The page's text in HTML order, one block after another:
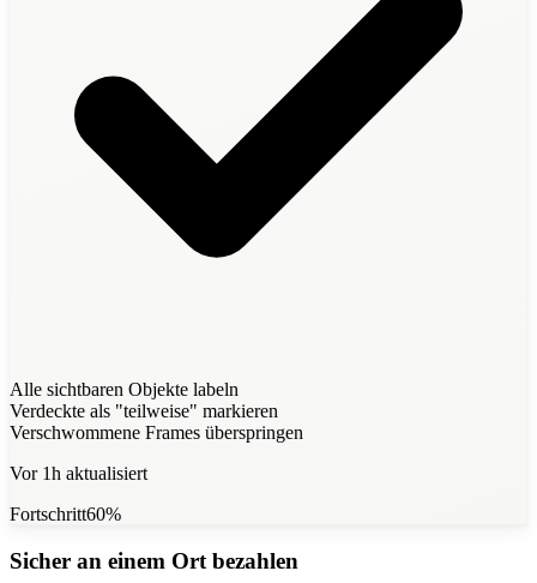
Alle sichtbaren Objekte labeln
Verdeckte als "teilweise" markieren
Verschwommene Frames überspringen
Vor 1h aktualisiert
Fortschritt60%
Sicher an einem Ort bezahlen